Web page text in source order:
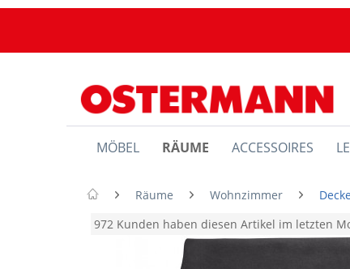
MÖBEL RÄUME ACCESSOIRES
Räume Wohnzimmer
972 Kunden haben diesen Artikel im letzten